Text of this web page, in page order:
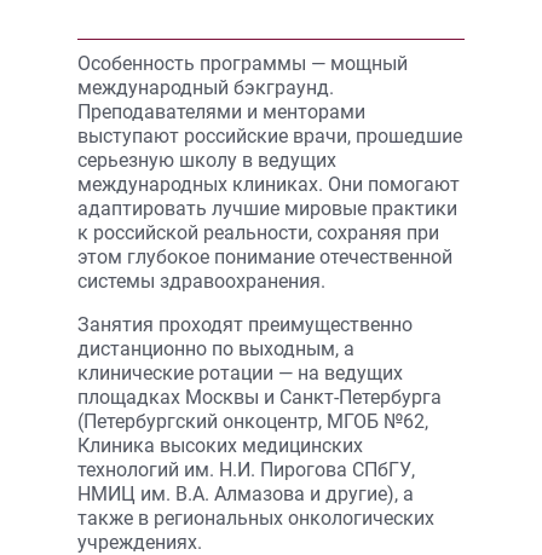
Особенность программы — мощный
международный бэкграунд.
Преподавателями и менторами
выступают российские врачи, прошедшие
серьезную школу в ведущих
международных клиниках. Они помогают
адаптировать лучшие мировые практики
к российской реальности, сохраняя при
этом глубокое понимание отечественной
системы здравоохранения.
Занятия проходят преимущественно
дистанционно по выходным, а
клинические ротации — на ведущих
площадках Москвы и Санкт-Петербурга
(Петербургский онкоцентр, МГОБ №62,
Клиника высоких медицинских
технологий им. Н.И. Пирогова СПбГУ,
НМИЦ им. В.А. Алмазова и другие), а
также в региональных онкологических
учреждениях.